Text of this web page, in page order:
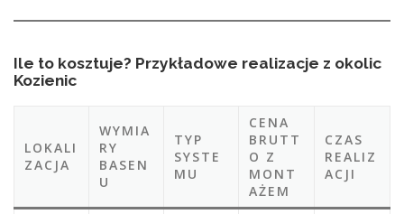
Ile to kosztuje? Przykładowe realizacje z okolic
Kozienic
LOKALI
ZACJA
WYMIA
RY
BASEN
U
TYP
SYSTE
MU
CENA
BRUTT
O Z
MONT
AŻEM
CZAS
REALIZ
ACJI